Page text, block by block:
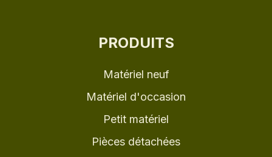
PRODUITS
Matériel neuf
Matériel d'occasion
Petit matériel
Pièces détachées